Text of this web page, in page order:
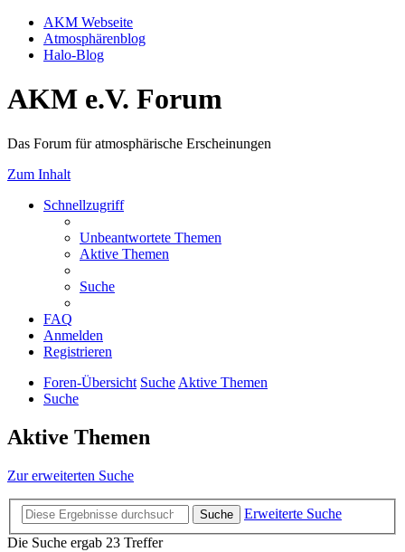
AKM Webseite
Atmosphärenblog
Halo-Blog
AKM e.V. Forum
Das Forum für atmosphärische Erscheinungen
Zum Inhalt
Schnellzugriff
Unbeantwortete Themen
Aktive Themen
Suche
FAQ
Anmelden
Registrieren
Foren-Übersicht Suche Aktive Themen
Suche
Aktive Themen
Zur erweiterten Suche
Suche
Erweiterte Suche
Die Suche ergab 23 Treffer